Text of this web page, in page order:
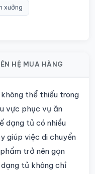
xưởng
HỆ MUA HÀNG
thể thiếu trong
vực phục vụ ăn
dạng tủ có nhiều
giúp việc di chuyển
trở nên gọn
tủ không chỉ